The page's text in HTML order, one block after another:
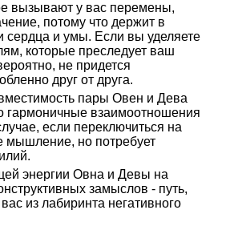
вызывают у вас перемены,
потому что держит в
и умы. Если вы уделяете
которые преследует ваш
не придется
друг от друга.
пары Овен и Дева
гармоничные взаимоотношения
если переключиться на
мышление, но потребует
энергии Овна и Девы на
замыслов - путь,
из лабиринта негативного